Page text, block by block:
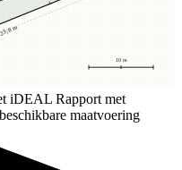
10 m
m
iDEAL Rapport met
maatvoering